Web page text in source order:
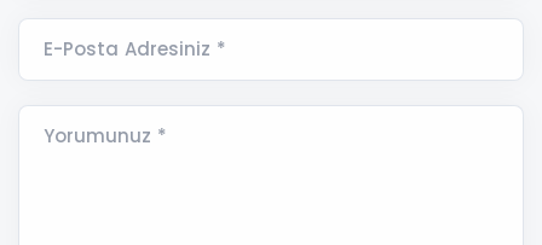
E-Posta Adresiniz *
Yorumunuz *